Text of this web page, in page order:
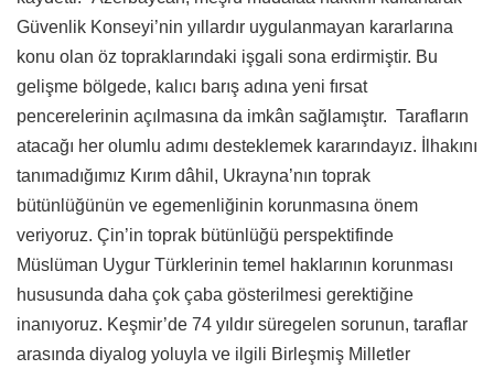
Güvenlik Konseyi’nin yıllardır uygulanmayan kararlarına
konu olan öz topraklarındaki işgali sona erdirmiştir. Bu
gelişme bölgede, kalıcı barış adına yeni fırsat
pencerelerinin açılmasına da imkân sağlamıştır. Tarafların
atacağı her olumlu adımı desteklemek kararındayız. İlhakını
tanımadığımız Kırım dâhil, Ukrayna’nın toprak
bütünlüğünün ve egemenliğinin korunmasına önem
veriyoruz. Çin’in toprak bütünlüğü perspektifinde
Müslüman Uygur Türklerinin temel haklarının korunması
hususunda daha çok çaba gösterilmesi gerektiğine
inanıyoruz. Keşmir’de 74 yıldır süregelen sorunun, taraflar
arasında diyalog yoluyla ve ilgili Birleşmiş Milletler